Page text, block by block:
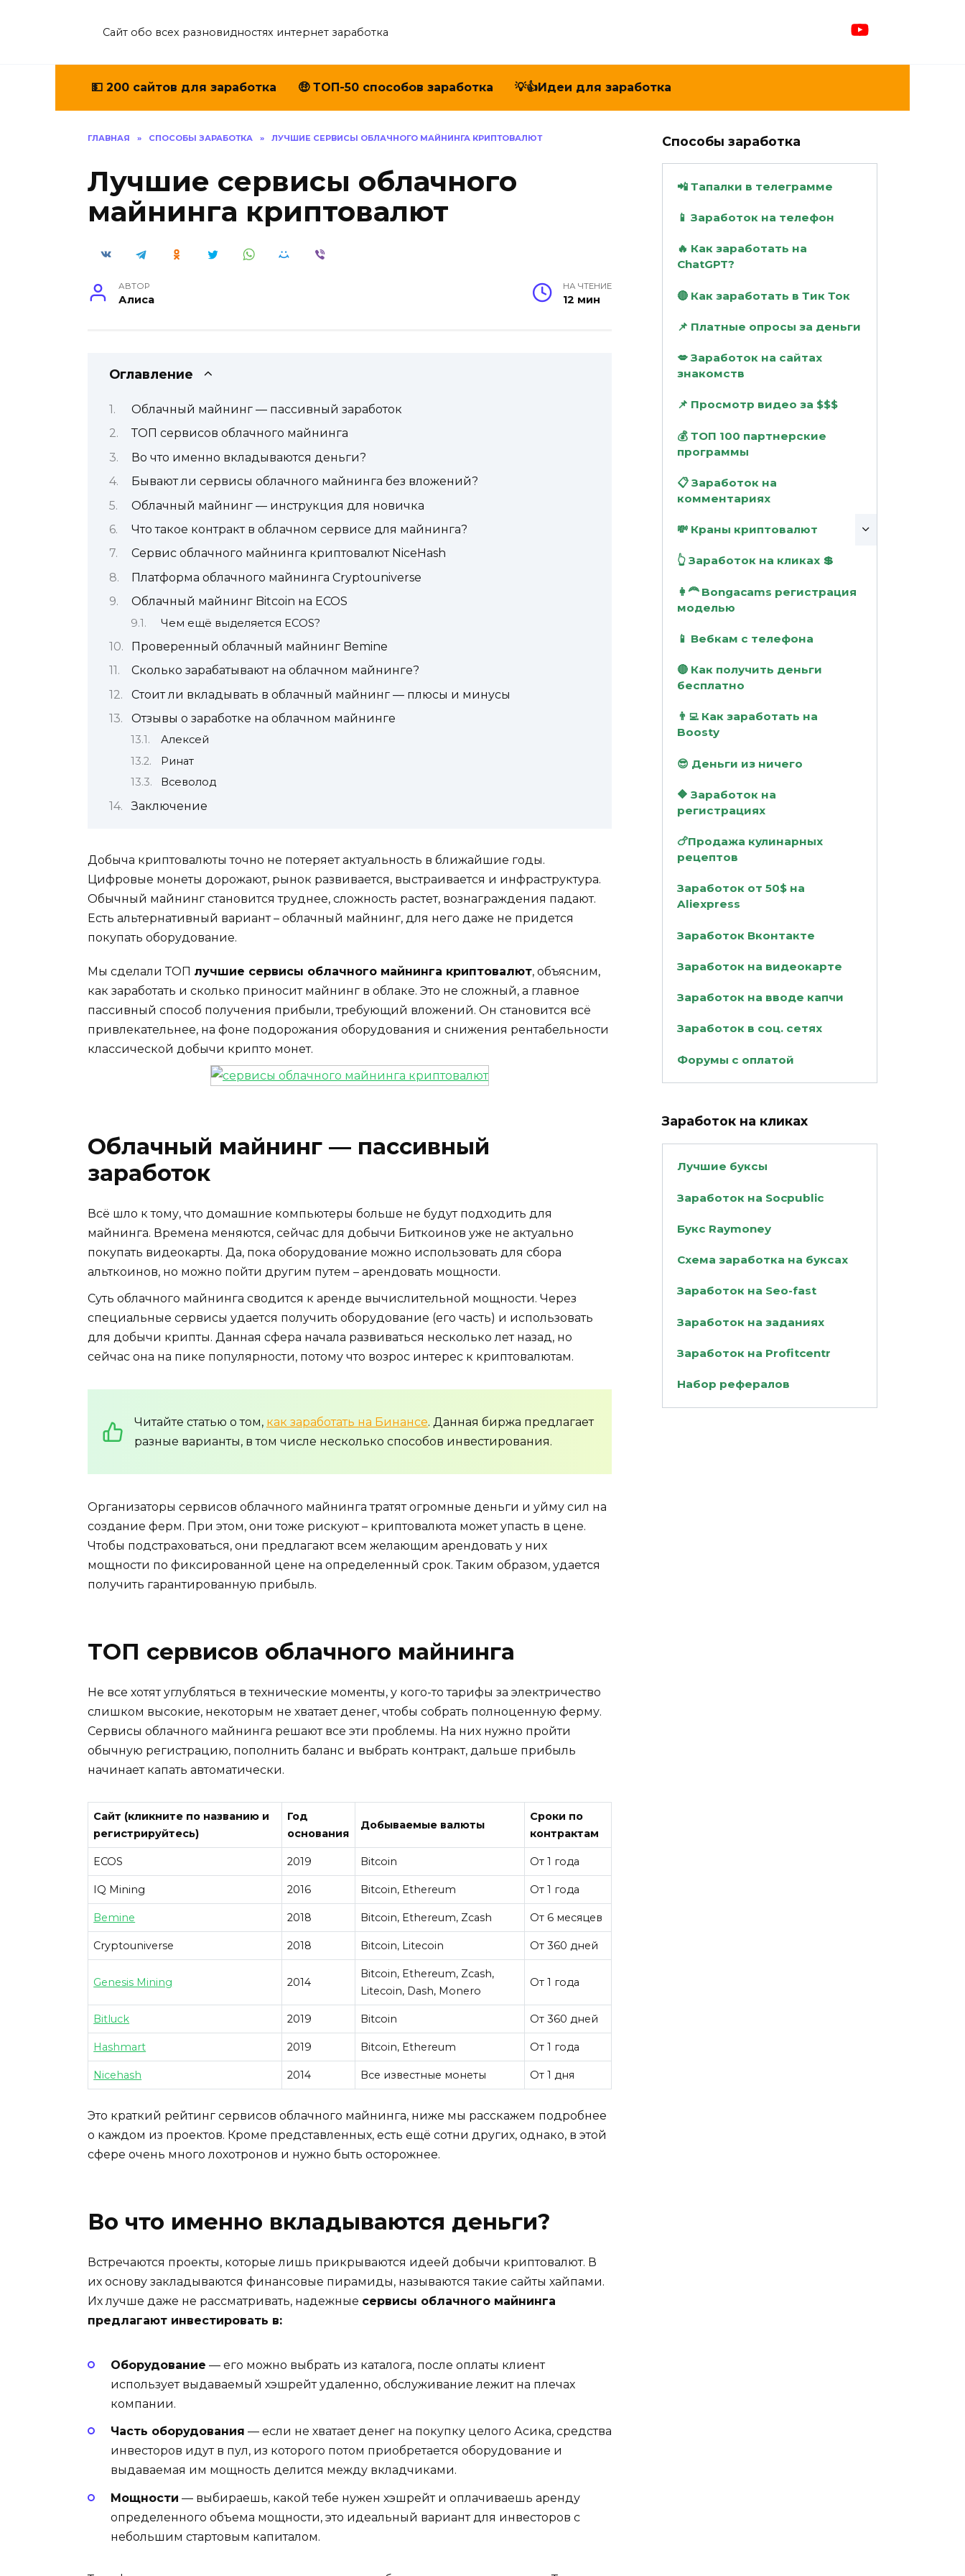
Сайт обо всех разновидностях интернет заработка
💵 200 сайтов для заработка 🤑 ТОП-50 способов заработка 💡👍Идеи для заработка
ГЛАВНАЯ » СПОСОБЫ ЗАРАБОТКА » ЛУЧШИЕ СЕРВИСЫ ОБЛАЧНОГО МАЙНИНГА КРИПТОВАЛЮТ
Лучшие сервисы облачного
майнинга криптовалют
АВТОР
Алиса
НА ЧТЕНИЕ
12 мин
Оглавление
Облачный майнинг — пассивный заработок
ТОП сервисов облачного майнинга
Во что именно вкладываются деньги?
Бывают ли сервисы облачного майнинга без вложений?
Облачный майнинг — инструкция для новичка
Что такое контракт в облачном сервисе для майнинга?
Сервис облачного майнинга криптовалют NiceHash
Платформа облачного майнинга Cryptouniverse
Облачный майнинг Bitcoin на ECOS
Чем ещё выделяется ECOS?
Проверенный облачный майнинг Bemine
Сколько зарабатывают на облачном майнинге?
Стоит ли вкладывать в облачный майнинг — плюсы и минусы
Отзывы о заработке на облачном майнинге
Алексей
Ринат
Всеволод
Заключение
Добыча криптовалюты точно не потеряет актуальность в ближайшие годы.
Цифровые монеты дорожают, рынок развивается, выстраивается и инфраструктура.
Обычный майнинг становится труднее, сложность растет, вознаграждения падают.
Есть альтернативный вариант – облачный майнинг, для него даже не придется
покупать оборудование.
Мы сделали ТОП лучшие сервисы облачного майнинга криптовалют, объясним,
как заработать и сколько приносит майнинг в облаке. Это не сложный, а главное
пассивный способ получения прибыли, требующий вложений. Он становится всё
привлекательнее, на фоне подорожания оборудования и снижения рентабельности
классической добычи крипто монет.
Облачный майнинг — пассивный
заработок
Всё шло к тому, что домашние компьютеры больше не будут подходить для
майнинга. Времена меняются, сейчас для добычи Биткоинов уже не актуально
покупать видеокарты. Да, пока оборудование можно использовать для сбора
альткоинов, но можно пойти другим путем – арендовать мощности.
Суть облачного майнинга сводится к аренде вычислительной мощности. Через
специальные сервисы удается получить оборудование (его часть) и использовать
для добычи крипты. Данная сфера начала развиваться несколько лет назад, но
сейчас она на пике популярности, потому что возрос интерес к криптовалютам.
Читайте статью о том, как заработать на Бинансе. Данная биржа предлагает
разные варианты, в том числе несколько способов инвестирования.
Организаторы сервисов облачного майнинга тратят огромные деньги и уйму сил на
создание ферм. При этом, они тоже рискуют – криптовалюта может упасть в цене.
Чтобы подстраховаться, они предлагают всем желающим арендовать у них
мощности по фиксированной цене на определенный срок. Таким образом, удается
получить гарантированную прибыль.
ТОП сервисов облачного майнинга
Не все хотят углубляться в технические моменты, у кого-то тарифы за электричество
слишком высокие, некоторым не хватает денег, чтобы собрать полноценную ферму.
Сервисы облачного майнинга решают все эти проблемы. На них нужно пройти
обычную регистрацию, пополнить баланс и выбрать контракт, дальше прибыль
начинает капать автоматически.
Сайт (кликните по названию и
регистрируйтесь)
Год
основания
Добываемые валюты
Сроки по
контрактам
ECOS 2019 Bitcoin От 1 года
IQ Mining 2016 Bitcoin, Ethereum От 1 года
Bemine 2018 Bitcoin, Ethereum, Zcash От 6 месяцев
Cryptouniverse 2018 Bitcoin, Litecoin От 360 дней
Genesis Mining 2014
Bitcoin, Ethereum, Zcash,
Litecoin, Dash, Monero
От 1 года
Bitluck 2019 Bitcoin От 360 дней
Hashmart 2019 Bitcoin, Ethereum От 1 года
Nicehash 2014 Все известные монеты От 1 дня
Это краткий рейтинг сервисов облачного майнинга, ниже мы расскажем подробнее
о каждом из проектов. Кроме представленных, есть ещё сотни других, однако, в этой
сфере очень много лохотронов и нужно быть осторожнее.
Во что именно вкладываются деньги?
Встречаются проекты, которые лишь прикрываются идеей добычи криптовалют. В
их основу закладываются финансовые пирамиды, называются такие сайты хайпами.
Их лучше даже не рассматривать, надежные сервисы облачного майнинга
предлагают инвестировать в:
Оборудование — его можно выбрать из каталога, после оплаты клиент
использует выдаваемый хэшрейт удаленно, обслуживание лежит на плечах
компании.
Часть оборудования — если не хватает денег на покупку целого Асика, средства
инвесторов идут в пул, из которого потом приобретается оборудование и
выдаваемая им мощность делится между вкладчиками.
Мощности — выбираешь, какой тебе нужен хэшрейт и оплачиваешь аренду
определенного объема мощности, это идеальный вариант для инвесторов с
небольшим стартовым капиталом.
Способы заработка
📲 Тапалки в телеграмме
📱 Заработок на телефон
🔥 Как заработать на
ChatGPT?
🔴 Как заработать в Тик Ток
📌 Платные опросы за деньги
💋 Заработок на сайтах
знакомств
📌 Просмотр видео за $$$
💰 ТОП 100 партнерские
программы
📋 Заработок на
комментариях
💸 Краны криптовалют
👆 Заработок на кликах 💲
👩‍🦰 Bongacams регистрация
моделью
📱 Вебкам с телефона
🔴 Как получить деньги
бесплатно
👨‍💻 Как заработать на
Boosty
😎 Деньги из ничего
🔶 Заработок на
регистрациях
🍗Продажа кулинарных
рецептов
Заработок от 50$ на
Aliexpress
Заработок Вконтакте
Заработок на видеокарте
Заработок на вводе капчи
Заработок в соц. сетях
Форумы с оплатой
Заработок на кликах
Лучшие буксы
Заработок на Socpublic
Букс Raymoney
Схема заработка на буксах
Заработок на Seo-fast
Заработок на заданиях
Заработок на Profitcentr
Набор рефералов